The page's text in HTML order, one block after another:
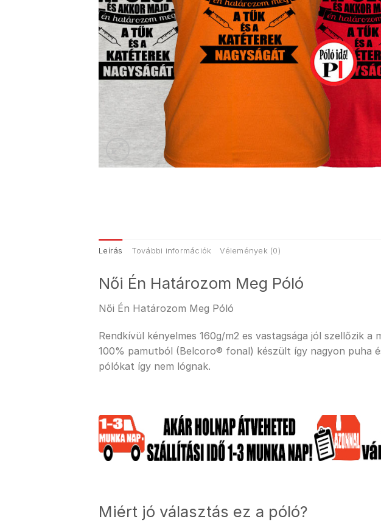
Leírás További információk Vélemények (0)
Női Én Határozom Meg Póló
Női Én Határozom Meg Póló
Rendkívül kényelmes 160g/m2 es vastagsága jól szellőzik
100% pamutból (Belcoro® fonal) készült így nagyon puha
pólókat így nem lógnak.
Miért jó választás ez a póló?